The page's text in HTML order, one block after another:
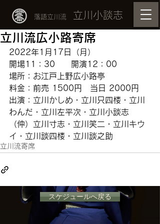
落語立川流 立川小談志
立川流広小路寄席
2022年1月17日（月）
開場11：30　　開演12：00
場所：お江戸上野広小路亭
料金：前売 1500円　当日 2000円
出演：立川かしめ・立川只四楼・立川
わんだ・立川左平次・立川小談志
（仲）立川寸志・立川笑二・立川キウ
イ・立川談四楼・立川談之助
立川流寄席
スケジュールへ戻る